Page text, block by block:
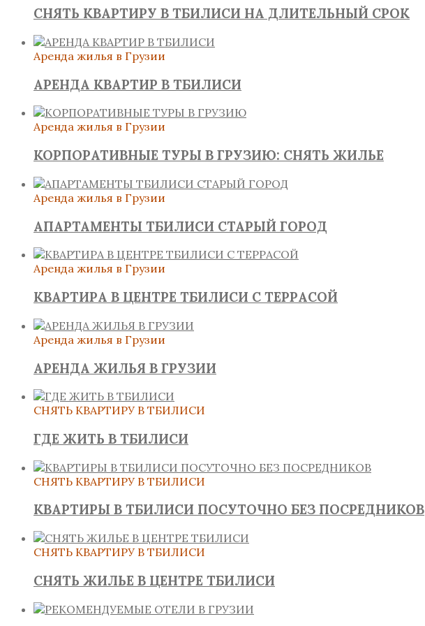
СНЯТЬ КВАРТИРУ В ТБИЛИСИ НА ДЛИТЕЛЬНЫЙ СРОК
Аренда жилья в Грузии
АРЕНДА КВАРТИР В ТБИЛИСИ
Аренда жилья в Грузии
КОРПОРАТИВНЫЕ ТУРЫ В ГРУЗИЮ: СНЯТЬ ЖИЛЬЕ
Аренда жилья в Грузии
АПАРТАМЕНТЫ ТБИЛИСИ СТАРЫЙ ГОРОД
Аренда жилья в Грузии
КВАРТИРА В ЦЕНТРЕ ТБИЛИСИ С ТЕРРАСОЙ
Аренда жилья в Грузии
АРЕНДА ЖИЛЬЯ В ГРУЗИИ
СНЯТЬ КВАРТИРУ В ТБИЛИСИ
ГДЕ ЖИТЬ В ТБИЛИСИ
СНЯТЬ КВАРТИРУ В ТБИЛИСИ
КВАРТИРЫ В ТБИЛИСИ ПОСУТОЧНО БЕЗ ПОСРЕДНИКОВ
СНЯТЬ КВАРТИРУ В ТБИЛИСИ
СНЯТЬ ЖИЛЬЕ В ЦЕНТРЕ ТБИЛИСИ